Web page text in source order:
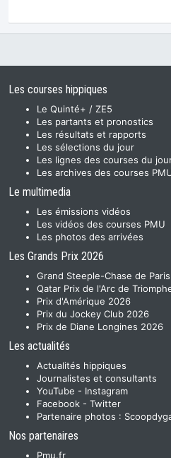
Les courses hippiques
Le Quinté+ / ZE5
Les partants et pronostics
Les résultats et rapports
Les sélections du jour
Les lignes des courses du
Les archives des courses
Le multimedia
Les émissions vidéos
Les vidéos des courses PMU
Les photos des arrivées
Les Grands Prix 2026
Grand Steeple-Chase de
Qatar Prix de l'Arc de
Prix d'Amérique 2026
Prix du Jockey Club 2026
Prix de Diane Longines 2026
Les actualités
Actualités hippiques
Journalistes et consultants
YouTube - Instagram
Facebook - Twitter
Partenaire photos :
Nos partenaires
Pmu.fr